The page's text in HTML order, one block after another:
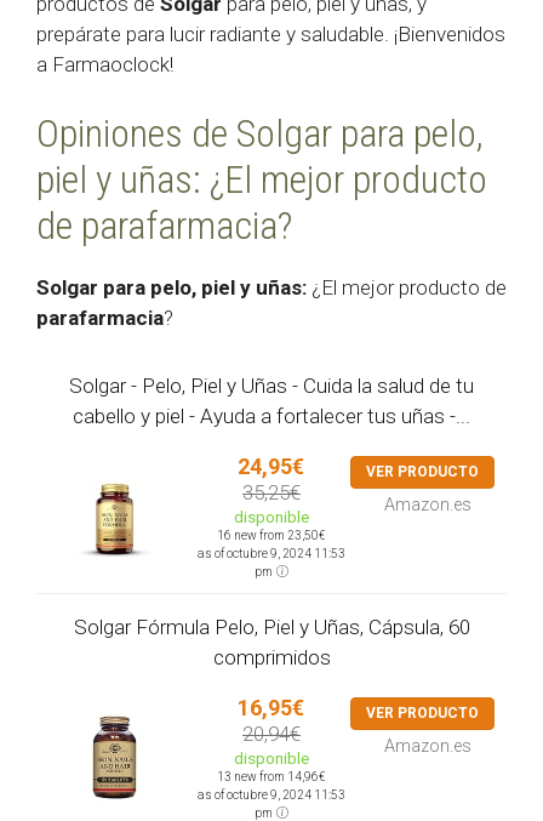
prepárate para lucir radiante y saludable. ¡Bienvenidos
a Farmaoclock!
Opiniones de Solgar para pelo,
piel y uñas: ¿El mejor producto
de parafarmacia?
Solgar para pelo, piel y uñas: ¿El mejor producto de
parafarmacia?
Solgar - Pelo, Piel y Uñas - Cuida la salud de tu
cabello y piel - Ayuda a fortalecer tus uñas -...
24,95€
35,25€
disponible
16 new from 23,50€
as of octubre 9, 2024 11:53
pm
VER PRODUCTO
Amazon.es
Solgar Fórmula Pelo, Piel y Uñas, Cápsula, 60
comprimidos
16,95€
20,94€
disponible
13 new from 14,96€
as of octubre 9, 2024 11:53
pm
VER PRODUCTO
Amazon.es